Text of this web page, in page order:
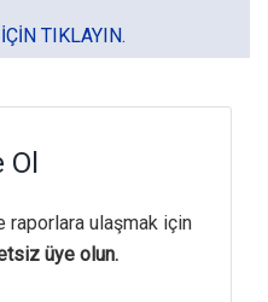
TIKLAYIN.
Ol
raporlara ulaşmak için
üye olun.